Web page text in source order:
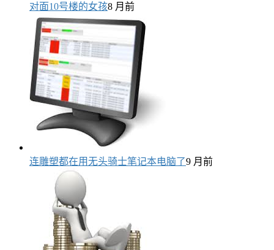
对面10号楼的女孩8 月前
连雕塑都在用无头骑士笔记本电脑了9 月前